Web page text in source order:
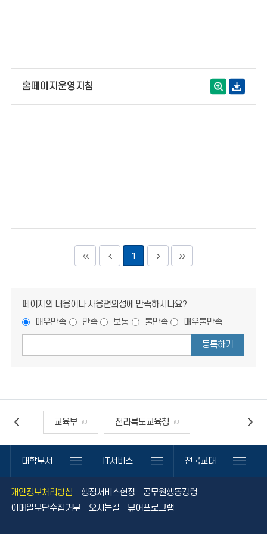
홈페이지운영지침
1
페이지의 내용이나 사용편의성에 만족하시나요?
매우만족
만족 보통 불만족 매우불만족
등록하기
교육부 전라북도교육청
전국교육대학교
나라사랑큰나무
대학부서 IT서비스 전국교대
개인정보처리방침 행정서비스헌장
공무원행동강령
이메일무단수집거부
오시는길 뷰어프로그램